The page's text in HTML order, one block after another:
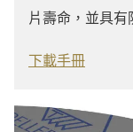
片壽命，並具有
下載手冊